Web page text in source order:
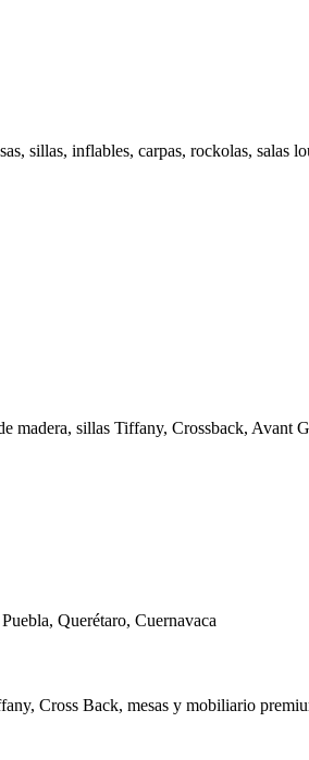
sillas, inflables, carpas, rockolas, salas
madera, sillas Tiffany, Crossback, Avant
Querétaro, Cuernavaca
Cross Back, mesas y mobiliario